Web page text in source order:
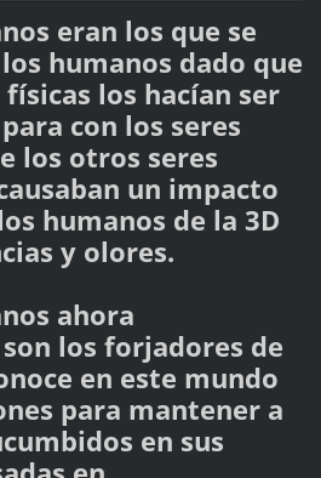
eran los que se
humanos dado que
los hacían ser
con los seres
los otros seres
un impacto
humanos de la 3D
y olores.
ahora
los forjadores de
en este mundo
para mantener a
en sus